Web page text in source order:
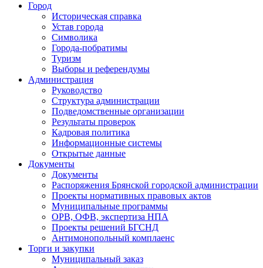
Город
Историческая справка
Устав города
Символика
Города-побратимы
Туризм
Выборы и референдумы
Администрация
Руководство
Структура администрации
Подведомственные организации
Результаты проверок
Кадровая политика
Информационные системы
Открытые данные
Документы
Документы
Распоряжения Брянской городской администрации
Проекты нормативных правовых актов
Муниципальные программы
ОРВ, ОФВ, экспертиза НПА
Проекты решений БГСНД
Антимонопольный комплаенс
Торги и закупки
Муниципальный заказ